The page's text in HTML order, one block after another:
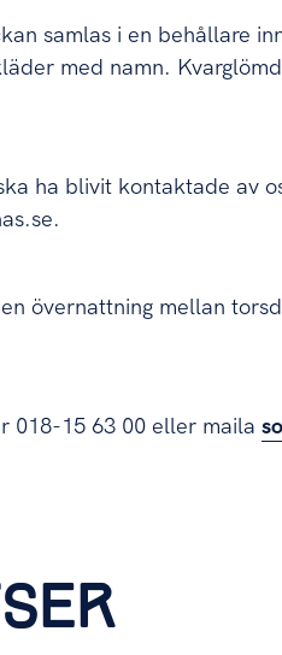
samlas i en behållare
med namn.
ha blivit kontaktade av
övernattning mellan
018-15 63 00 eller maila